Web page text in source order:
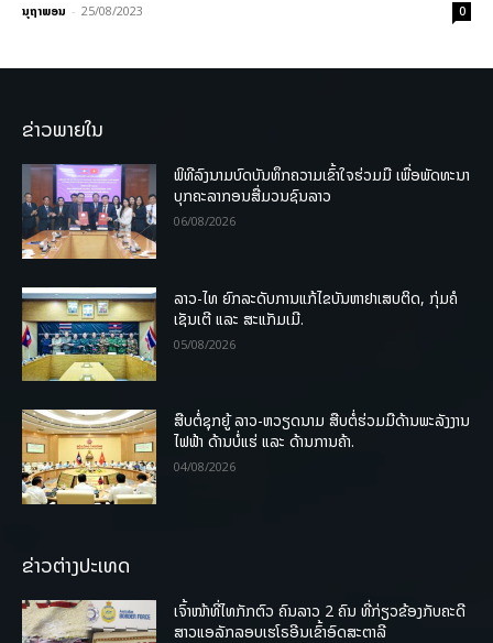
ນຸຖາພອນ - 25/08/2023 0
ຂ່າວພາຍໃນ
ພິທີລົງນາມບົດບັນທຶກຄວາມເຂົ້າໃຈຮ່ວມມື ເພື່ອພັດທະນາ
ບຸກຄະລາກອນສື່ມວນຊົນລາວ
06/08/2026
ລາວ-ໄທ ຍົກລະດັບການແກ້ໄຂບັນຫາຢາເສບຕິດ, ກຸ່ມຄໍ
ເຊັນເຕີ ແລະ ສະແກັມເມີ.
05/08/2026
ສືບຕໍ່ຊຸກຍູ້ ລາວ-ຫວຽດນາມ ສືບຕໍ່ຮ່ວມມືດ້ານພະລັງງານ
ໄຟຟ້າ ດ້ານບໍ່ແຮ່ ແລະ ດ້ານການຄ້າ.
04/08/2026
ຂ່າວຕ່າງປະເທດ
ເຈົ້າໜ້າທີ່ໄທກັກຕົວ ຄົນລາວ 2 ຄົນ ທີ່ກ່ຽວຂ້ອງກັບຄະດີ
ສາວແອລັກລອບເຮໂຣອີນເຂົ້າອົດສະຕາລີ